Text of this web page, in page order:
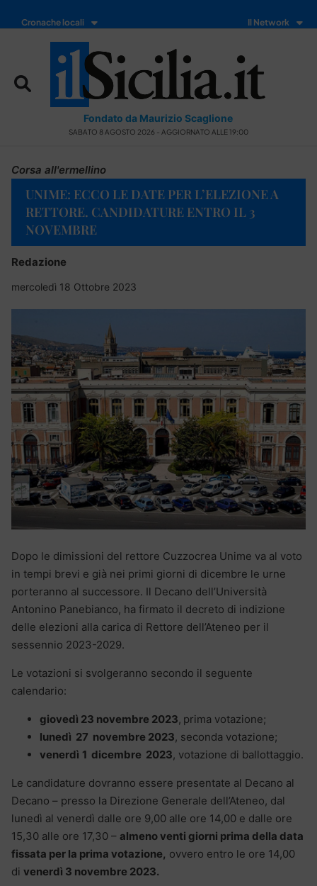
Cronache locali Il Network
Fondato da Maurizio Scaglione
SABATO 8 AGOSTO 2026 - AGGIORNATO ALLE 19:00
Corsa all'ermellino
UNIME: ECCO LE DATE PER L’ELEZIONE A
RETTORE. CANDIDATURE ENTRO IL 3
NOVEMBRE
Redazione
mercoledì 18 Ottobre 2023
Dopo le dimissioni del rettore Cuzzocrea Unime va al voto
in tempi brevi e già nei primi giorni di dicembre le urne
porteranno al successore. Il Decano dell’Università
Antonino Panebianco, ha firmato il decreto di indizione
delle elezioni alla carica di Rettore dell’Ateneo per il
sessennio 2023-2029.
Le votazioni si svolgeranno secondo il seguente
calendario:
giovedì 23 novembre 2023, prima votazione;
lunedì 27 novembre 2023, seconda votazione;
venerdì 1 dicembre 2023, votazione di ballottaggio.
Le candidature dovranno essere presentate al Decano al
Decano – presso la Direzione Generale dell’Ateneo, dal
lunedì al venerdì dalle ore 9,00 alle ore 14,00 e dalle ore
15,30 alle ore 17,30 – almeno venti giorni prima della data
fissata per la prima votazione, ovvero entro le ore 14,00
di venerdì 3 novembre 2023.